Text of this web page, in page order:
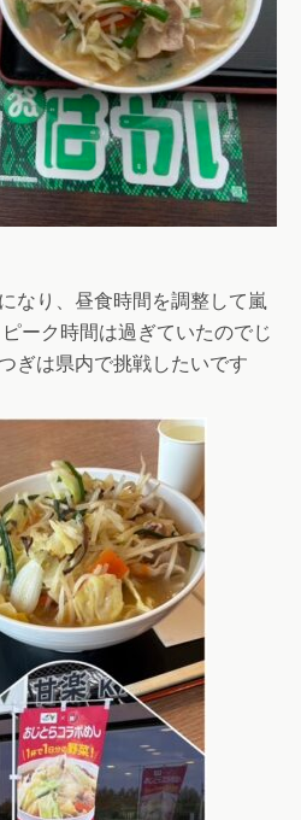
なり、昼食時間を調整して嵐
ーク時間は過ぎていたのでじ
ぎは県内で挑戦したいです